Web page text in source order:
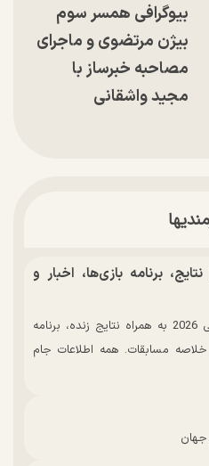
بیوگرافی همسر سوم
بیژن مرتضوی و ماجرای
مصاحبه خبرساز با
مجید واشقانی
جام جهانی 2026 | نتایج، برنامه بازی‌ها، اخبار و
مشاهده جدول کامل جام جهانی 2026 به همراه نتایج زنده، برنامه
مسابقات. همه اطلاعات جام
جهان